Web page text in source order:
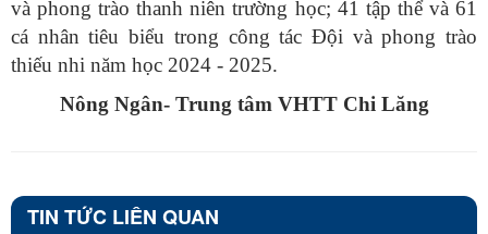
và phong trào thanh niên trường học; 41 tập thể và 61
cá nhân tiêu biểu trong công tác Đội và phong trào
thiếu nhi năm học 2024 - 2025.
Nông Ngân- Trung tâm VHTT Chi Lăng
TIN TỨC LIÊN QUAN